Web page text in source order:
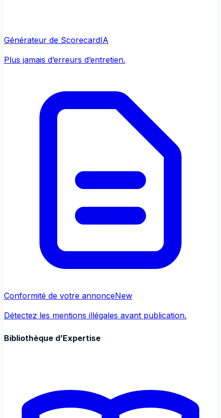
Générateur de ScorecardIA
Plus jamais d’erreurs d’entretien.
Conformité de votre annonceNew
Détectez les mentions illégales avant publication.
Bibliothèque d’Expertise